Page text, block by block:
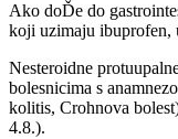
Ako doĎe do
koji uzimaju ibuprofen,
Nesteroidne
bolesnicima s
kolitis, Crohnova
4.8.).